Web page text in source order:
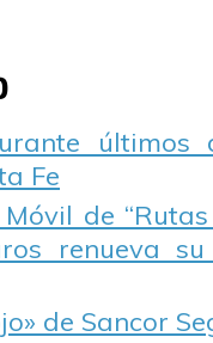
Fe
de
renueva
de Sancor